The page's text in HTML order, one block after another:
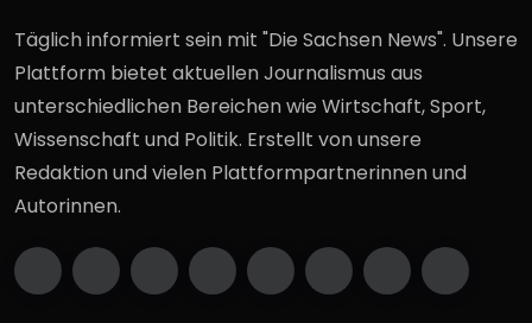
Täglich informiert sein mit "Die Sachsen News". Unsere
Plattform bietet aktuellen Journalismus aus
unterschiedlichen Bereichen wie Wirtschaft, Sport,
Wissenschaft und Politik. Erstellt von unsere
Redaktion und vielen Plattformpartnerinnen und
Autorinnen.